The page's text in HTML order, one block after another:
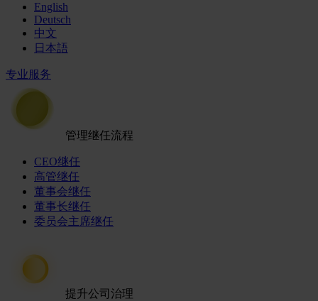
English
Deutsch
中文
日本語
专业服务
管理继任流程
CEO继任
高管继任
董事会继任
董事长继任
委员会主席继任
提升公司治理